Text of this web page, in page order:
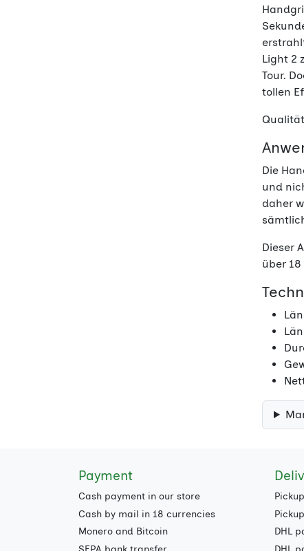
Light 2
Tour.
tollen
Die
und
daher
Dieser
über 18
Payment
Cash payment in our store
Cash by mail in 18 currencies
Monero and Bitcoin
DHL